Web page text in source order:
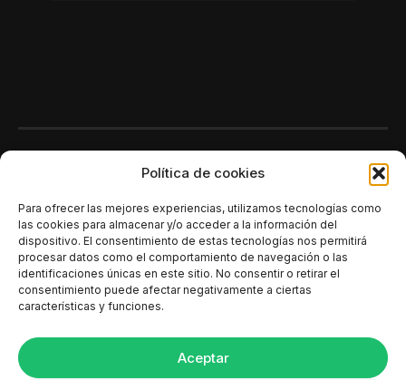
Polí­tica de cookies
Para ofrecer las mejores experiencias, utilizamos tecnologías como
las cookies para almacenar y/o acceder a la información del
dispositivo. El consentimiento de estas tecnologías nos permitirá
procesar datos como el comportamiento de navegación o las
identificaciones únicas en este sitio. No consentir o retirar el
consentimiento puede afectar negativamente a ciertas
características y funciones.
Aceptar